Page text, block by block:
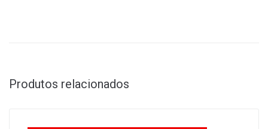
Produtos relacionados